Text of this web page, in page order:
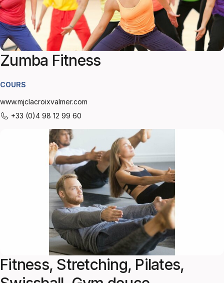
Zumba Fitness
COURS
www.mjclacroixvalmer.com
+33 (0)4 98 12 99 60
Fitness, Stretching, Pilates,